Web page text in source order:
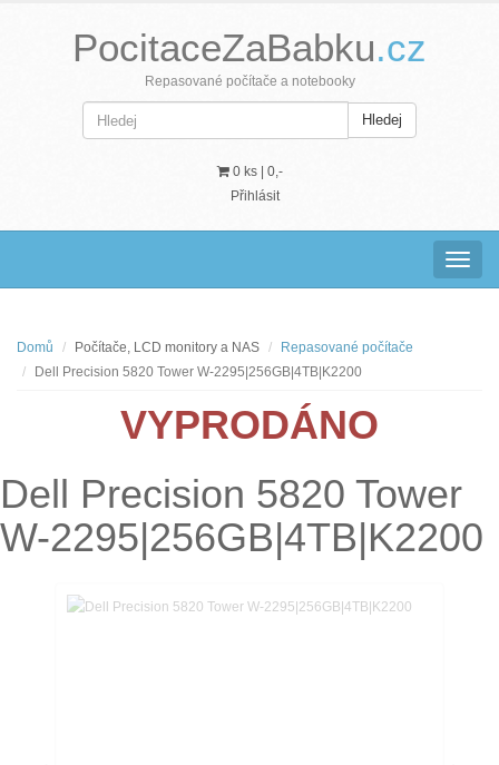
PocitaceZaBabku.cz
Repasované počítače a notebooky
Hledej
0 ks | 0,-
Přihlásit
Domů Počítače, LCD monitory a NAS
Repasované počítače
Dell Precision 5820 Tower W-2295|256GB|4TB|K2200
VYPRODÁNO
Dell Precision 5820 Tower
W-2295|256GB|4TB|K2200